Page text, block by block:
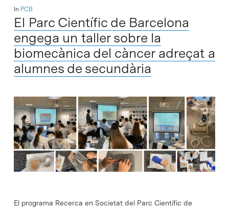
In PCB
El Parc Científic de Barcelona
engega un taller sobre la
biomecànica del càncer adreçat a
alumnes de secundària
El programa Recerca en Societat del Parc Científic de